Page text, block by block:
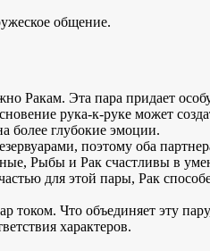
общение.
Ракам. Эта пара придает
рука-к-руке может
более глубокие эмоции.
поэтому оба
Рыбы и Рак счастливы в
для этой пары, Рак
Что объединяет эту
характеров.